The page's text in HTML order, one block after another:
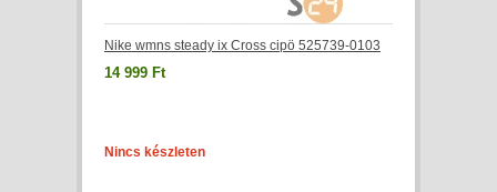
Nike wmns steady ix Cross cipö 525739-0103
14 999 Ft
Nincs készleten